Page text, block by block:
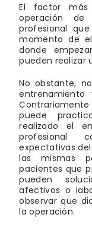
El factor
operación
profesional
momento de
donde
pueden realizar
No obstante,
entrenamiento
puede
realizado el
profesional
expectativas
las mismas
pacientes que
pueden
afectivos o
observar que
la operación.